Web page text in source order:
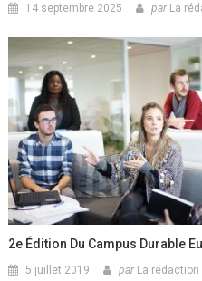
14 septembre 2025 par La
2e Édition Du Campus Durable
5 juillet 2019 par La rédaction